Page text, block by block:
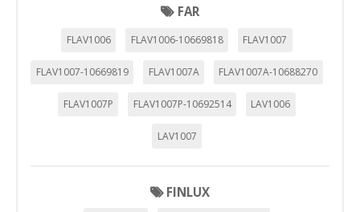
FAR
FLAV1006 FLAV1006-10669818 FLAV1007
FLAV1007-10669819 FLAV1007A FLAV1007A-10688270
FLAV1007P FLAV1007P-10692514 LAV1006
LAV1007
FINLUX